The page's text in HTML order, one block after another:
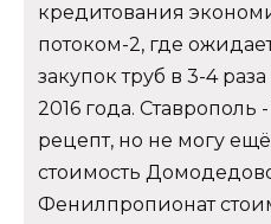
кредитования
потоком-2, где
закупок труб в 3-4
2016 года. Ставрополь
рецепт, но не могу
стоимость
Фенилпропионат